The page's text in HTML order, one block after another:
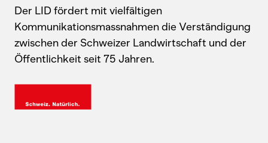
Der LID fördert mit vielfältigen
Kommunikationsmassnahmen die Verständigung
zwischen der Schweizer Landwirtschaft und der
Öffentlichkeit seit 75 Jahren.